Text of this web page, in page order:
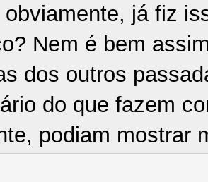
obviamente, já fiz
Nem é bem
dos outros
do que fazem
podiam mostrar